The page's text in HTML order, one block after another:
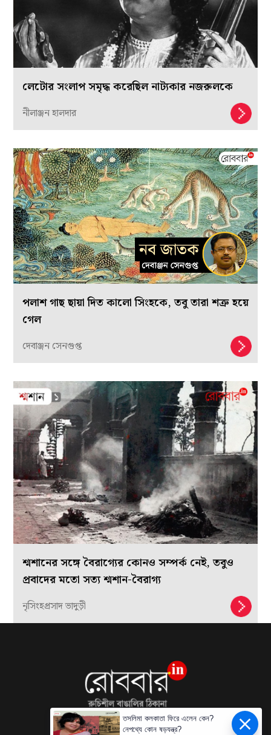
লেটোর সংলাপ সমৃদ্ধ করেছিল নাট্যকার নজরুলকে
নীলাঞ্জন হালদার
পলাশ গাছ ছায়া দিত কালো সিংহকে, তবু তারা শত্রু হয়ে
গেল
দেবাঞ্জন সেনগুপ্ত
শ্মশানের সঙ্গে বৈরাগ্যের কোনও সম্পর্ক নেই, তবুও
প্রবাদের মতো সত্য শ্মশান-বৈরাগ্য
নৃসিংহপ্রসাদ ভাদুড়ী
তসলিমা কলকাতা ফিরে এলেন কেন?
নেপথ্যে কোন ষড়যন্ত্র?